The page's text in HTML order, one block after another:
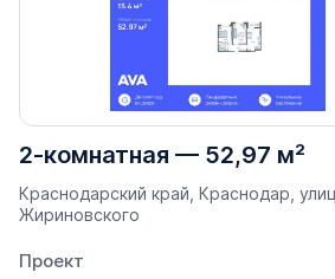
2-комнатная — 52,97 м²
Краснодарский край, Краснодар,
Жириновского
Проект